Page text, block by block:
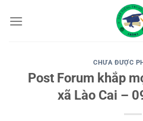
qua
CHƯA ĐƯỢC
Post Forum khắp
xã Lào Cai –